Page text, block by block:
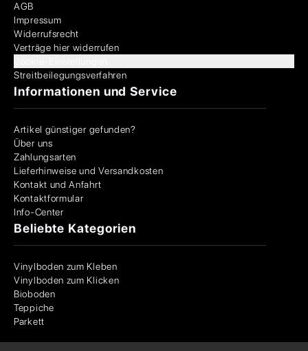
AGB
Impressum
Widerrufsrecht
Verträge hier widerrufen
Streitbeilegungsverfahren
Informationen und Service
Artikel günstiger gefunden?
Über uns
Zahlungsarten
Lieferhinweise und Versandkosten
Kontakt und Anfahrt
Kontaktformular
Info-Center
Beliebte Kategorien
Vinylboden zum Kleben
Vinylboden zum Klicken
Bioboden
Teppiche
Parkett